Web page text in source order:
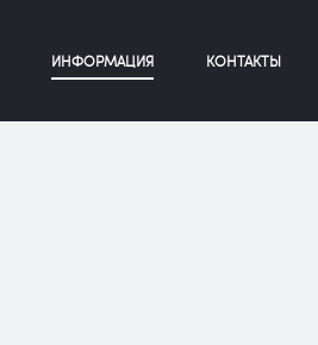
ИНФОРМАЦИЯ КОНТАКТЫ